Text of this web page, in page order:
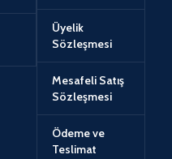
Üyelik
Sözleşmesi
Mesafeli Satış
Sözleşmesi
Ödeme ve
Teslimat